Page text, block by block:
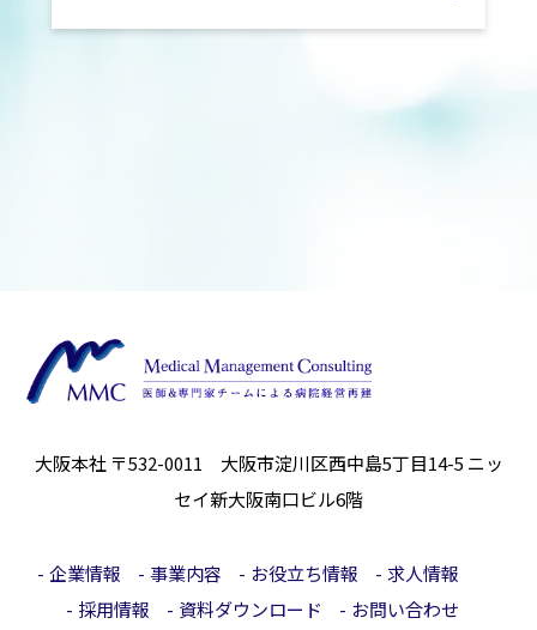
大阪本社 〒532-0011 大阪市淀川区西中島5丁目14-5 ニッ
セイ新大阪南口ビル6階
企業情報 事業内容 お役立ち情報
求人情報
採用情報
資料ダウンロード お問い合わせ